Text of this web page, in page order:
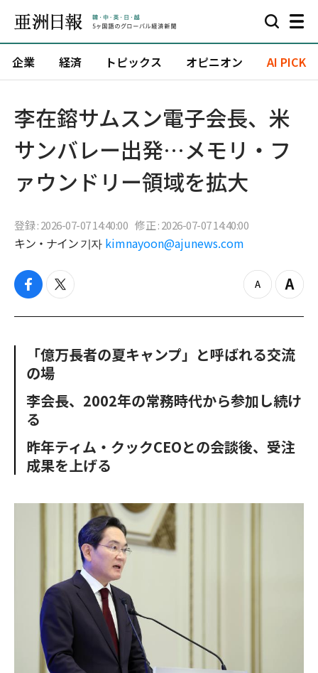
企業 経済 トピックス オピニオン AI PICK
李在鎔サムスン電子会長、米
サンバレー出発…メモリ・フ
ァウンドリー領域を拡大
登録 : 2026-07-07 14:40:00 修正 : 2026-07-07 14:40:00
キン・ナイン 기자 kimnayoon@ajunews.com
f
c
o
t
i
e
z
o
u
Z
o
i
n
「億万長者の夏キャンプ」と呼ばれる交流
の場
李会長、2002年の常務時代から参加し続け
る
昨年ティム・クックCEOとの会談後、受注
成果を上げる